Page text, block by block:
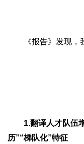
《报告》发现，我
1.翻译人才队伍增
历”“梯队化”特征